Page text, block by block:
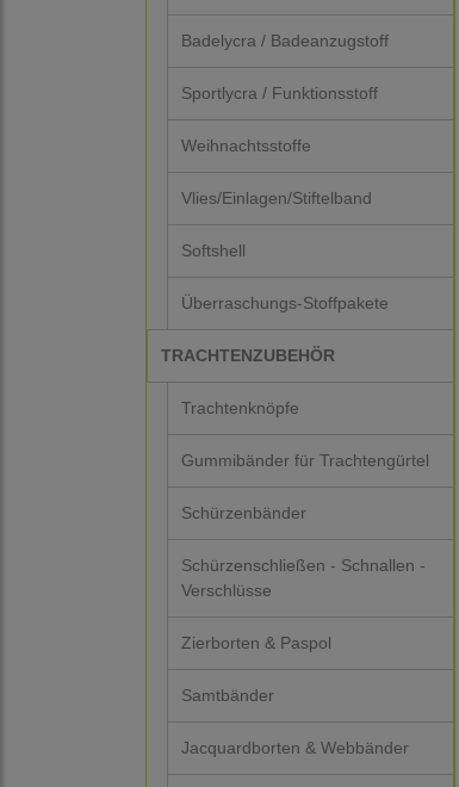
Badelycra / Badeanzugstoff
Sportlycra / Funktionsstoff
Weihnachtsstoffe
Vlies/Einlagen/Stiftelband
Softshell
Überraschungs-Stoffpakete
TRACHTENZUBEHÖR
Trachtenknöpfe
Gummibänder für Trachtengürtel
Schürzenbänder
Schürzenschließen - Schnallen -
Verschlüsse
Zierborten & Paspol
Samtbänder
Jacquardborten & Webbänder